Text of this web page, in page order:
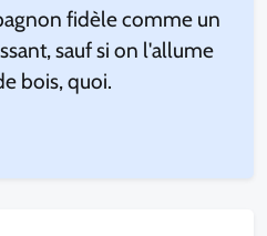
fidèle comme un
sauf si on l'allume
bois, quoi.